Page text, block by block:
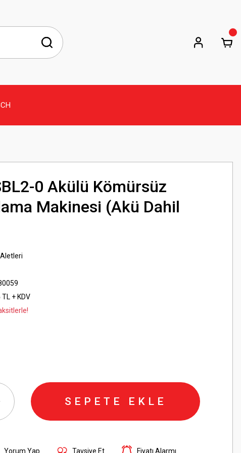
0 Akülü Kömürsüz
Makinesi (Akü Dahil
+ KDV
SEPETE EKLE
Yorum Yap Tavsiye Et Fiyatı Alarmı